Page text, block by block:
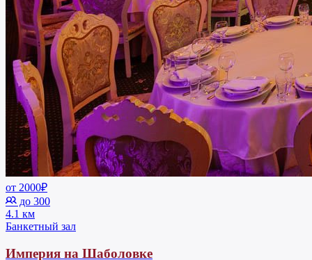
от 2000₽
до 300
4.1 км
Банкетный зал
Империя на Шаболовке